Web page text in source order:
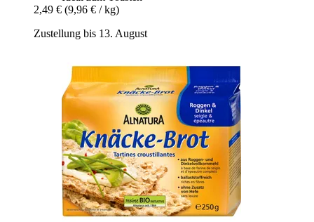
2,49 € (9,96 € / kg)
Zustellung bis 13. August